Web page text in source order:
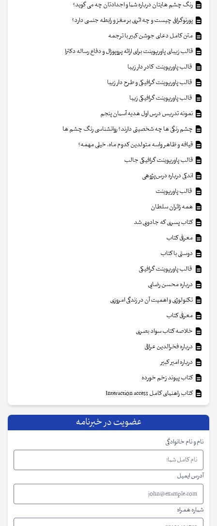
رنگ چشم هایتان درباره شما و اجدادتان چه می گوید؟
پورنوگرافی چیست و چه اثری بر مغز و رابطه جنسی دارد؟
متن کامل دعای جوشن کبیر با ترجمه
قالب زیبای پاورپوینت برای ارائه پروپوزال و دفاع رساله دکترا
قالب پاورپوینت کادر دار زیبا
قالب پاورپوینت گرافیکی و طرح دار زیبا
قالب پاورپوینت گرافیکی زیبا
نمونه تدریس درس اول هدیه آسمان پنجم
چشم رنگی ها چه شخصیتی دارند؟ روانشناسی رنگ چشم ها
قیافه و ظاهر واسه متولدین کدوم ماه، خیلی مهمه؟
قالب پاورپوینت گرافیکی جالب
اندکی درباره درس‌پژوهی
قالب پاورپوینت
همه زائران سلطان
کتاب پسری که جادویی شد
معرفی کتاب
دوستی با کتاب
قالب پاورپوینت گرافیکی
درباره محسن رضایی
تکنولوژی و اهمیت آن در زندگی امروزی
معرفی کتاب
خلاصه کتاب سواد بصری
درباره فخرالدین عراقی
درباره امیر کبیر
کتاب پیوند زخم خورده
کتاب راهنمای کامل Interaction access
عضویت در خبرنامه
نام و نام خانوادگی
آدرس ایمیل
شماره همراه